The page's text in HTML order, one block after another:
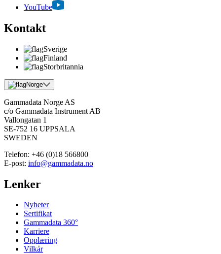
YouTube
Kontakt
Sverige
Finland
Storbritannia
Norge
Gammadata Norge AS
c/o Gammadata Instrument AB
Vallongatan 1
SE-752 16 UPPSALA
SWEDEN
Telefon: +46 (0)18 566800
E-post: info@gammadata.no
Lenker
Nyheter
Sertifikat
Gammadata 360°
Karriere
Opplæring
Vilkår